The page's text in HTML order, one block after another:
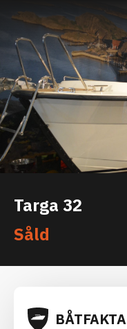
Targa 32
Såld
BÅTFAKTA